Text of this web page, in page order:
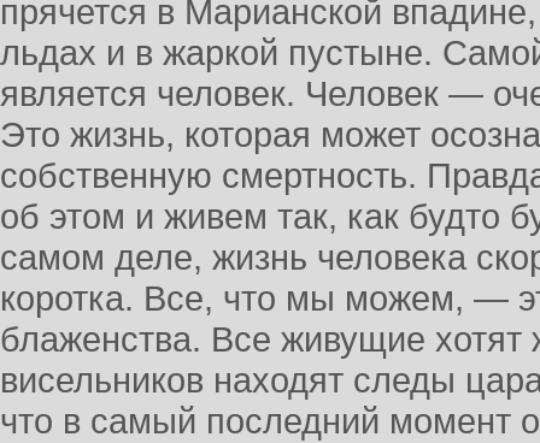
прячется в Марианской
льдах и в жаркой пустыне.
является человек. Человек —
Это жизнь, которая может
собственную смертность.
об этом и живем так, как будто
самом деле, жизнь человека
коротка. Все, что мы можем, —
блаженства. Все живущие
висельников находят следы
что в самый последний момент